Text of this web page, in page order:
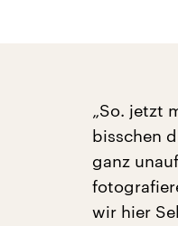
„So. jetzt
bisschen
ganz
wir hier